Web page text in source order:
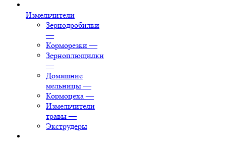
Измельчители
Зернодробилки
—
Корморезки —
Зерноплющилки
—
Домашние
мельницы —
Кормоцеха —
Измельчители
травы —
Экструдеры